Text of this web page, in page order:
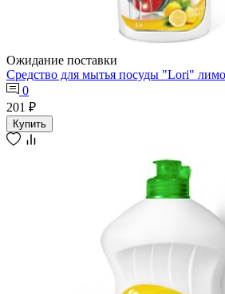
Ожидание поставки
Средство для мытья посуды "Lori"
0
201 ₽
Купить